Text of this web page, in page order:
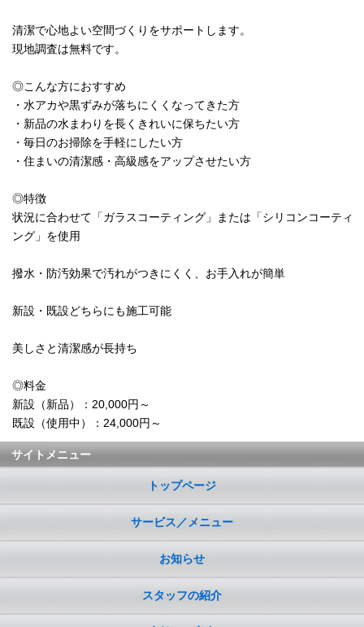
清潔で心地よい空間づくりをサポートします。
現地調査は無料です。
◎こんな方におすすめ
・水アカや黒ずみが落ちにくくなってきた方
・新品の水まわりを長くきれいに保ちたい方
・毎日のお掃除を手軽にしたい方
・住まいの清潔感・高級感をアップさせたい方
◎特徴
状況に合わせて「ガラスコーティング」または「シリコンコーティ
ング」を使用
撥水・防汚効果で汚れがつきにくく、お手入れが簡単
新設・既設どちらにも施工可能
美しさと清潔感が長持ち
◎料金
新設（新品）：20,000円～
既設（使用中）：24,000円～
サイトメニュー
トップページ
サービス／メニュー
お知らせ
スタッフの紹介